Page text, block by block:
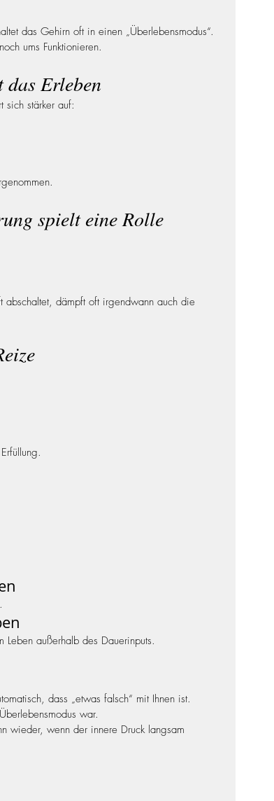
das Gehirn oft in einen „Überlebensmodus“.
ums Funktionieren.
das Erleben
sich stärker auf:
spielt eine Rolle
abschaltet, dämpft oft irgendwann auch die
außerhalb des Dauerinputs.
dass „etwas falsch“ mit Ihnen ist.
war.
wieder, wenn der innere Druck langsam